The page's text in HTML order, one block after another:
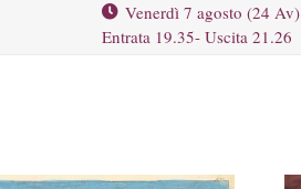
Venerdì 7 agosto (24 Av)
Entrata 19.35- Uscita 21.26